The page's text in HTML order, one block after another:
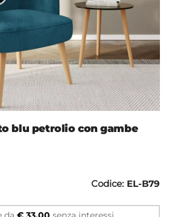
blu petrolio con gambe
Codice: EL-B79